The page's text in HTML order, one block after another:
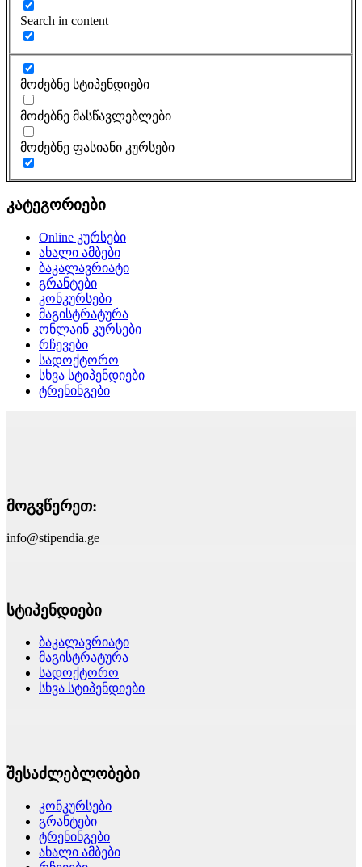
Search in content
მოძებნე სტიპენდიები
მოძებნე მასწავლებლები
მოძებნე ფასიანი კურსები
კატეგორიები
Online კურსები
ახალი ამბები
ბაკალავრიატი
გრანტები
კონკურსები
მაგისტრატურა
ონლაინ კურსები
რჩევები
სადოქტორო
სხვა სტიპენდიები
ტრენინგები
მოგვწერეთ:
info@stipendia.ge
სტიპენდიები
ბაკალავრიატი
მაგისტრატურა
სადოქტორო
სხვა სტიპენდიები
შესაძლებლობები
კონკურსები
გრანტები
ტრენინგები
ახალი ამბები